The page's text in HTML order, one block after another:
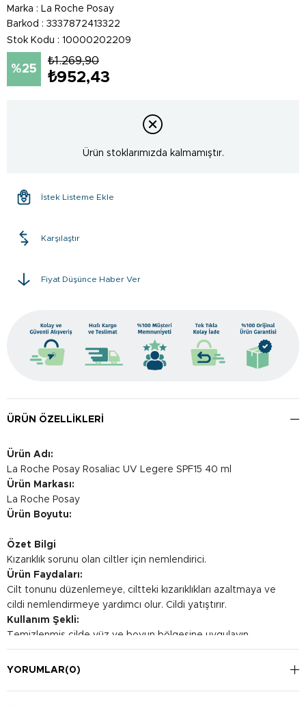
Marka : La Roche Posay
Barkod : 3337872413322
Stok Kodu
10000202209
25
₺1.269,90
₺952,43
Ürün stoklarımızda kalmamıştır.
İstek Listeme Ekle
Karşılaştır
Fiyat Düşünce Haber Ver
ÜRÜN ÖZELLIKLERI
Ürün Adı:
La Roche Posay Rosaliac UV Legere SPF15 40 ml
Ürün Markası:
La Roche Posay
Ürün Boyutu:
Özet Bilgi
Kızarıklık sorunu olan ciltler için nemlendirici.
Ürün Faydaları:
Cilt tonunu düzenlemeye, ciltteki kızarıklıkları azaltmaya ve
cildi nemlendirmeye yardımcı olur. Cildi yatıştırır.
Kullanım Şekli:
Temizlenmiş cilde yüz ve boyun bölgesine uygulayın.
Gündüzleri güneşe çıkmadan önce kullanılması önerilir.
YORUMLAR(0)